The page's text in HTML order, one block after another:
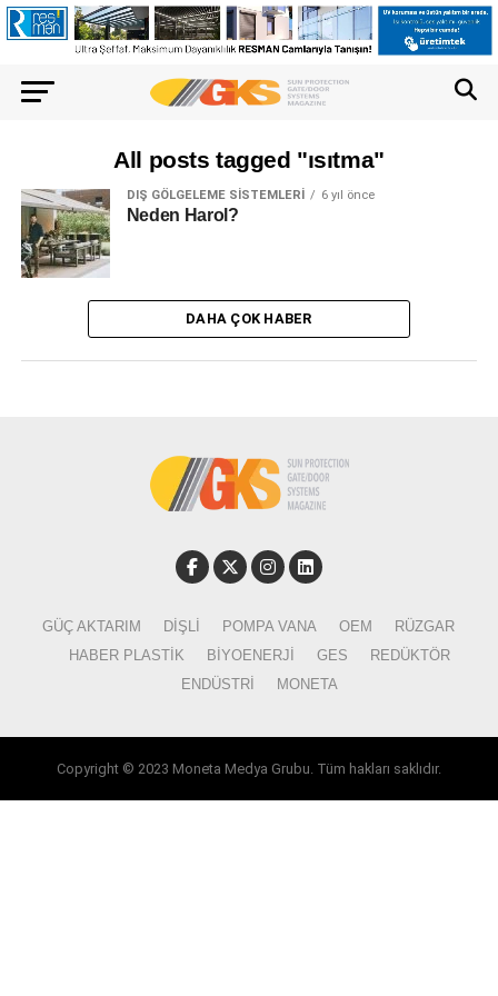
All posts tagged "ısıtma"
DIŞ GÖLGELEME SISTEMLERI 6 yıl önce
Neden Harol?
DAHA ÇOK HABER
GÜÇ AKTARIM DIŞLI POMPA VANA OEM
RÜZGAR
HABER PLASTIK
BIYOENERJI GES
REDÜKTÖR
ENDÜSTRI
MONETA
Copyright © 2023 Moneta Medya Grubu. Tüm hakları saklıdır.